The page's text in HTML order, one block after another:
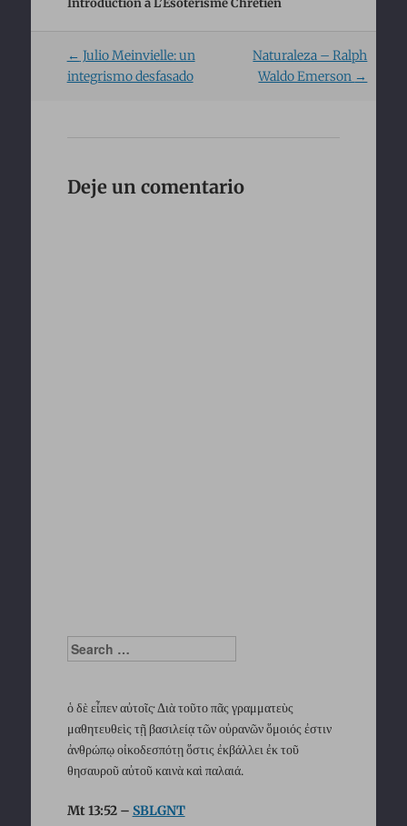
Introduction à L’Ésotérisme Chrétien
Post
navigation
← Julio Meinvielle: un
integrismo desfasado
Naturaleza – Ralph
Waldo Emerson →
Deje un comentario
Search
ὁ δὲ εἶπεν αὐτοῖς· Διὰ τοῦτο πᾶς γραμματεὺς
μαθητευθεὶς τῇ βασιλείᾳ τῶν οὐρανῶν ὅμοιός ἐστιν
ἀνθρώπῳ οἰκοδεσπότῃ ὅστις ἐκβάλλει ἐκ τοῦ
θησαυροῦ αὐτοῦ καινὰ καὶ παλαιά.
Mt 13:52 – SBLGNT